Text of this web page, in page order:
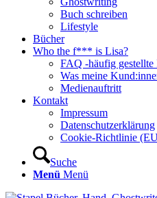
Buch schreiben
Lifestyle
Bücher
Who the f*** is Lisa?
FAQ -häufig
Was meine
Medienauftritt
Kontakt
Impressum
Datenschutzerklärung
Cookie-Richtlinie
Suche
Menü Menü